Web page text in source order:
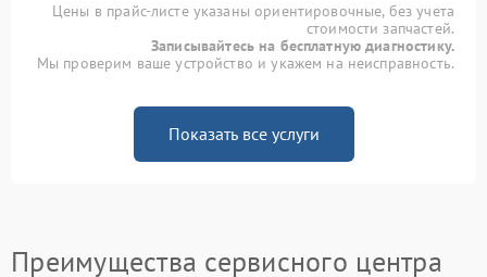
Цены в прайс-листе указаны ориентировочные, без учета
стоимости запчастей.
Записывайтесь на бесплатную диагностику.
Мы проверим ваше устройство и укажем на неисправность.
Показать все услуги
Преимущества сервисного центра